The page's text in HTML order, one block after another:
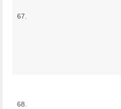
67.
68.